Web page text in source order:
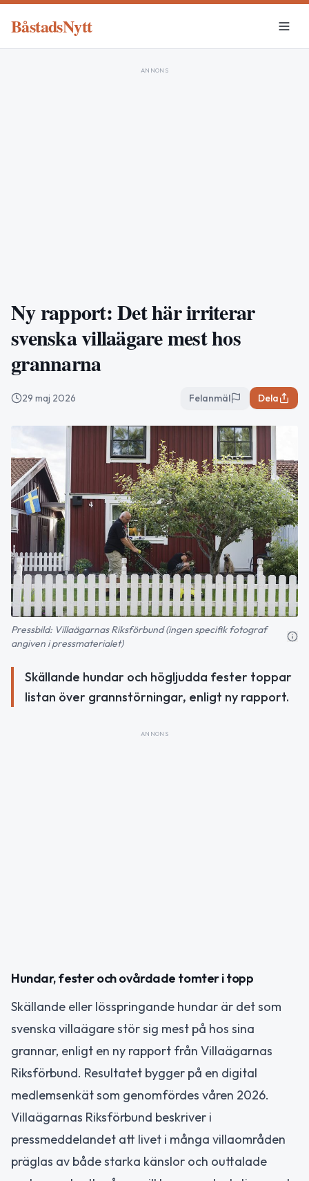
BåstadsNytt
ANNONS
Ny rapport: Det här irriterar
svenska villaägare mest hos
grannarna
29 maj 2026 Felanmäl Dela
Pressbild: Villaägarnas Riksförbund (ingen specifik fotograf
angiven i pressmaterialet)
Skällande hundar och högljudda fester toppar
listan över grannstörningar, enligt ny rapport.
ANNONS
Hundar, fester och ovårdade tomter i topp
Skällande eller lösspringande hundar är det som
svenska villaägare stör sig mest på hos sina
grannar, enligt en ny rapport från Villaägarnas
Riksförbund. Resultatet bygger på en digital
medlemsenkät som genomfördes våren 2026.
Villaägarnas Riksförbund beskriver i
pressmeddelandet att livet i många villaområden
präglas av både starka känslor och outtalade